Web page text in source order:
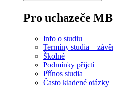
Pro uchazeče
Info o studiu
Termíny studia +
Školné
Podmínky přijetí
Přínos studia
Často kladené otázky